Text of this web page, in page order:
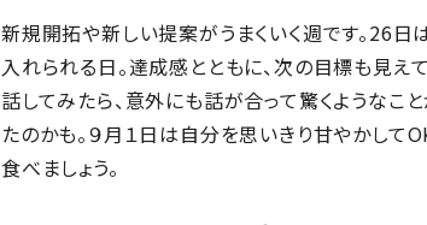
新規開拓や新しい提案がうまくいく週です。26
入れられる日。達成感とともに、次の目標も見え
話してみたら、意外にも話が合って驚くような
たのかも。９月１日は自分を思いきり甘やかして
食べましょう。